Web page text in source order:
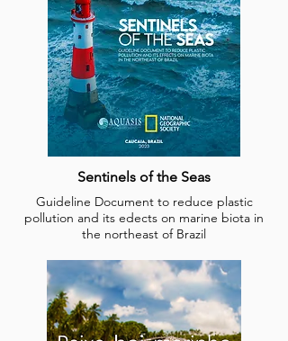
Sentinels of the Seas
Guideline Document to reduce plastic
the northeast of Brazil